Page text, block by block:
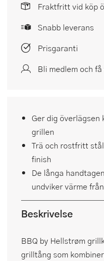
Fraktfritt vid köp
Snabb leverans
Prisgaranti
Bli medlem och
Ger dig
grillen
Trä och rostfritt
finish
De långa
undviker värme
Beskrivelse
BBQ by Hellstrøm
grilltång som